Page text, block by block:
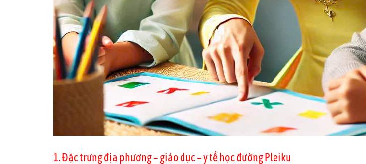
1. Đặc trưng địa phương – giáo dục – y tế học đường Pleiku